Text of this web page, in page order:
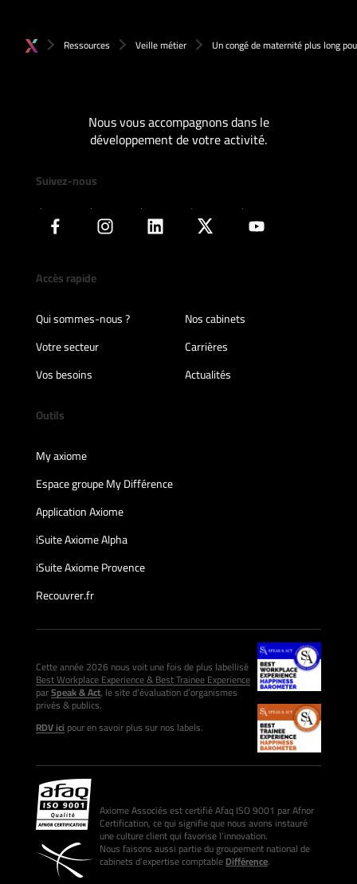
Ressources Veille métier Un congé de maternité plus long
Nous vous accompagnons dans le
développement de votre activité.
Suivez-nous
Accès rapide
Qui sommes-nous ?
Nos cabinets
Votre secteur
Carrières
Vos besoins
Actualités
Outils
My axiome
Espace groupe My Différence
Application Axiome
iSuite Axiome Alpha
iSuite Axiome Provence
Recouvrer.fr
Cette année 2026 nous voit une fois de plus labellisé
Best Workplace Experience & Best Trainee Experience
parSpeak & Act, le site d’évaluation d’organismes
privés & publics.
RDV icipour en savoir plus sur nos labels.
Axiome Associés est certifié Afaq ISO 9001 par Afnor
Certification, ce qui signifie que nous avons instauré
une culture client qui favorise l’innovation.
Nous faisons aussi partie du groupement national de
cabinets d’expertise comptableDifférence.